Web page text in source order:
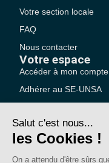
Votre section locale
FAQ
Nous contacter
Votre espace
Accéder à mon compte
Adhérer au SE-UNSA